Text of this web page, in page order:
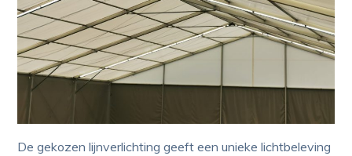
De gekozen lijnverlichting geeft een unieke lichtbeleving